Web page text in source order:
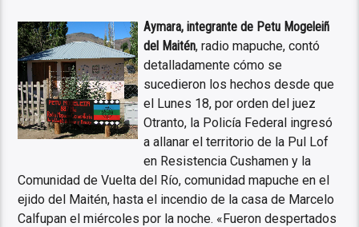
Aymara, integrante de Petu Mogeleiñ
del Maitén, radio mapuche, contó
detalladamente cómo se
sucedieron los hechos desde que
el Lunes 18, por orden del juez
Otranto, la Policía Federal ingresó
a allanar el territorio de la Pul Lof
en Resistencia Cushamen y la
Comunidad de Vuelta del Río, comunidad mapuche en el
ejido del Maitén, hasta el incendio de la casa de Marcelo
Calfupan el miércoles por la noche. «Fueron despertados